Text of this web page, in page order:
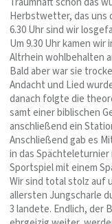
Herbstwetter, das uns
6.30 Uhr sind wir
Um 9.30 Uhr kamen
Altrhein wohlbehalten
Bald aber war sie
Andacht und Lied
danach folgte die
samt einer biblischen
anschließend ein
Anschließend gab es
in das
Sportspiel mit einem
Wir sind total stolz auf
allersten Jungscharle
3 landete. Endlich, der